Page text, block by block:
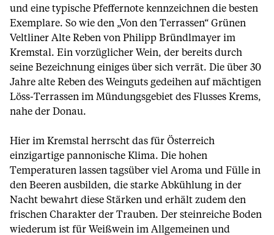
und eine typische Pfeffernote kennzeichnen die besten
Exemplare. So wie den „Von den Terrassen“ Grünen
Veltliner Alte Reben von Philipp Bründlmayer im
Kremstal. Ein vorzüglicher Wein, der bereits durch
seine Bezeichnung einiges über sich verrät. Die über 30
Jahre alte Reben des Weinguts gedeihen auf mächtigen
Löss-Terrassen im Mündungsgebiet des Flusses Krems,
nahe der Donau.
Hier im Kremstal herrscht das für Österreich
einzigartige pannonische Klima. Die hohen
Temperaturen lassen tagsüber viel Aroma und Fülle in
den Beeren ausbilden, die starke Abkühlung in der
Nacht bewahrt diese Stärken und erhält zudem den
frischen Charakter der Trauben. Der steinreiche Boden
wiederum ist für Weißwein im Allgemeinen und